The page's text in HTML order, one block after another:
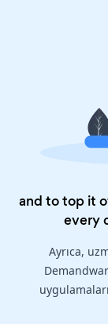
and to top it
every
Ayrıca,